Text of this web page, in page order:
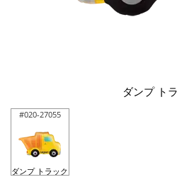
ダンプ ト
#020-27055
ダンプ トラック